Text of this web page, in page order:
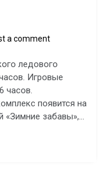
a comment
ледового
Игровые
часов.
появится на
«Зимние забавы»,…